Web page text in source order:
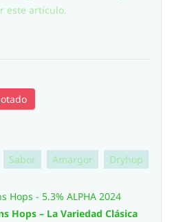
este artículo.
Sabor Amargor Dryhop
Hops - 5.3% ALPHA 2024
Hops – La Variedad Clásica